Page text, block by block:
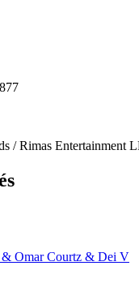
/ Rimas Entertainment
Omar Courtz & Dei V